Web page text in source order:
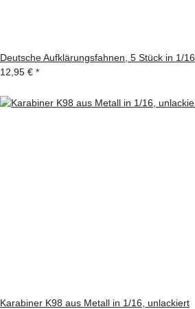
Deutsche Aufklärungsfahnen, 5 Stück in 1/16
12,95 € *
Karabiner K98 aus Metall in 1/16, unlackiert